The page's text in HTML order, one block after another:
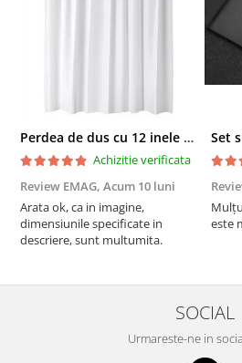
Perdea de dus cu 12 inele plastic incluse, 200x180 cm, alba
Achizitie verificata
Review EMAG, Acum 10 luni
Arata ok, ca in imagine,
dimensiunile specificate in
descriere, sunt multumita.
este
SOCIAL
Urmareste-ne in